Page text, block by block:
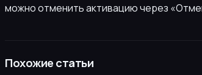
можно отменить активацию через
Похожие статьи